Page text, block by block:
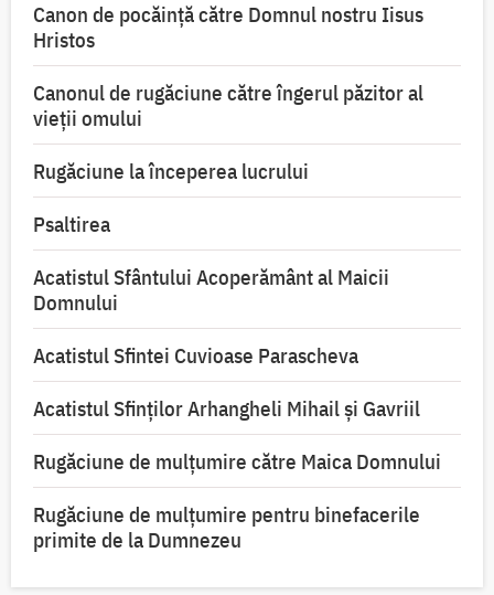
Canon de pocăință către Domnul nostru Iisus
Hristos
Canonul de rugăciune către îngerul păzitor al
vieții omului
Rugăciune la începerea lucrului
Psaltirea
Acatistul Sfântului Acoperământ al Maicii
Domnului
Acatistul Sfintei Cuvioase Parascheva
Acatistul Sfinților Arhangheli Mihail și Gavriil
Rugăciune de mulţumire către Maica Domnului
Rugăciune de mulțumire pentru binefacerile
primite de la Dumnezeu